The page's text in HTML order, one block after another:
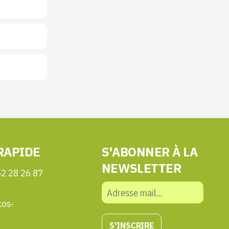
28 26 87
S'ABONNER À LA
NEWSLETTER
S'INSCRIRE